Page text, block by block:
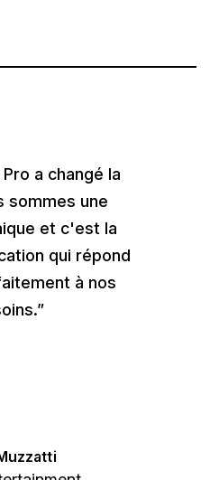
a changé la
sommes une
et c'est la
qui répond
à nos